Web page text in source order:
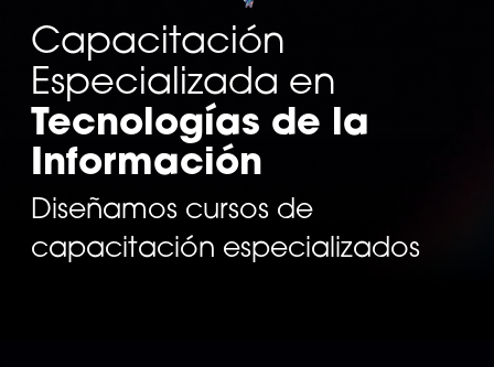
Capacitación
Especializada en
Tecnologías de la
Información
Diseñamos cursos de
capacitación especializados